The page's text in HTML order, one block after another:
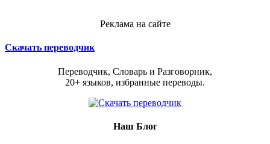
Реклама на сайте
Скачать переводчик
Переводчик, Словарь и Разговорник,
20+ языков, избранные переводы.
Наш Блог